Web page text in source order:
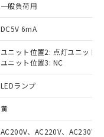
一般負荷用
DC5V 6mA
ユニット位置2: 点灯ユニット
ユニット位置3: NC
LEDランプ
黄
AC200V、AC220V、AC230V